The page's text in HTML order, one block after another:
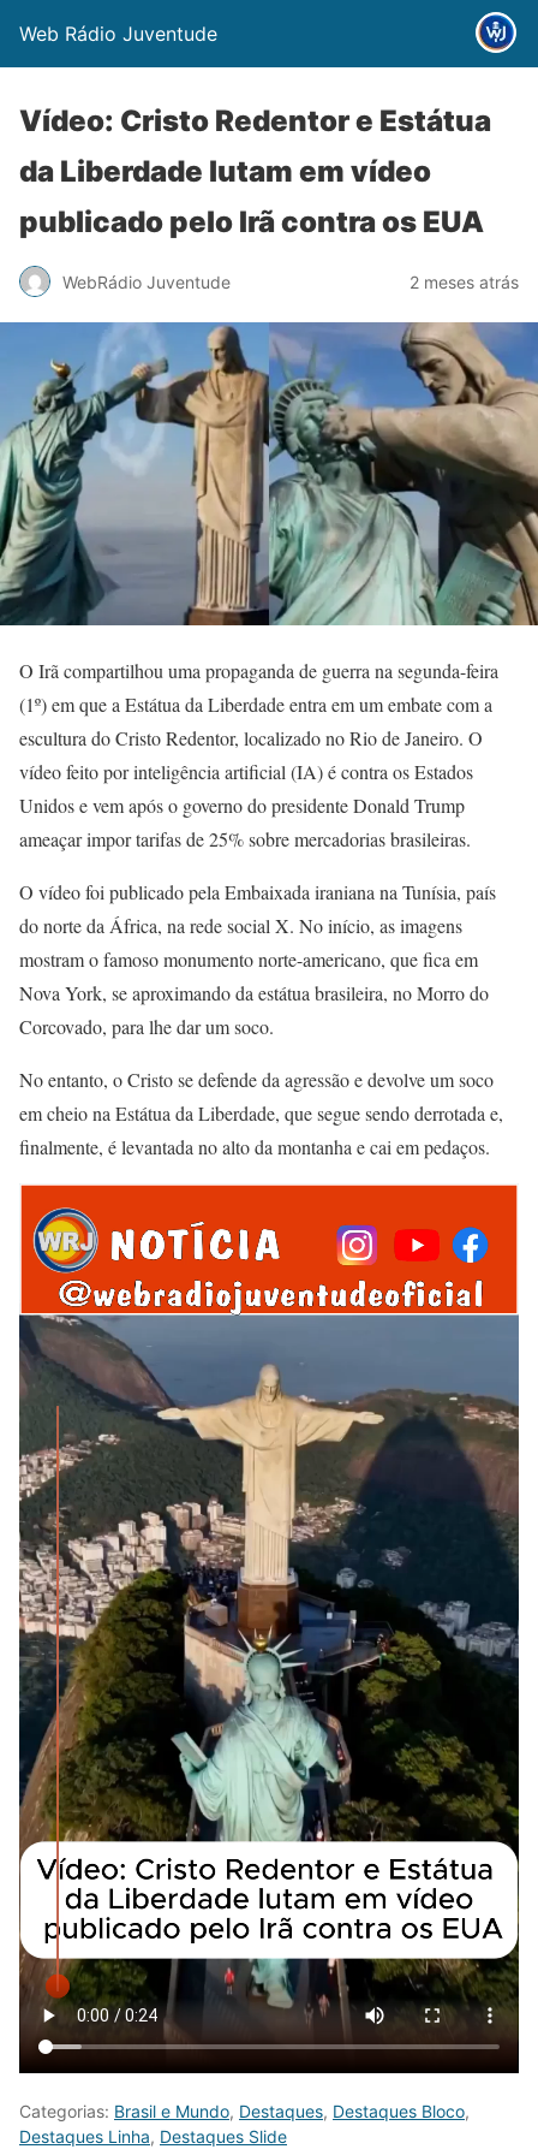
Web Rádio Juventude
Vídeo: Cristo Redentor e Estátua
da Liberdade lutam em vídeo
publicado pelo Irã contra os EUA
WebRádio Juventude 2 meses atrás
O Irã compartilhou uma propaganda de guerra na segunda-feira
(1º) em que a Estátua da Liberdade entra em um embate com a
escultura do Cristo Redentor, localizado no Rio de Janeiro. O
vídeo feito por inteligência artificial (IA) é contra os Estados
Unidos e vem após o governo do presidente Donald Trump
ameaçar impor tarifas de 25% sobre mercadorias brasileiras.
O vídeo foi publicado pela Embaixada iraniana na Tunísia, país
do norte da África, na rede social X. No início, as imagens
mostram o famoso monumento norte-americano, que fica em
Nova York, se aproximando da estátua brasileira, no Morro do
Corcovado, para lhe dar um soco.
No entanto, o Cristo se defende da agressão e devolve um soco
em cheio na Estátua da Liberdade, que segue sendo derrotada e,
finalmente, é levantada no alto da montanha e cai em pedaços.
Categorias: Brasil e Mundo, Destaques, Destaques Bloco,
Destaques Linha, Destaques Slide